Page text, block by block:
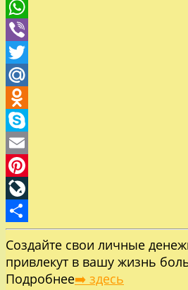
Telegram
WhatsApp
Viber
Twitter
Mail.Ru
Odnoklassniki
Skype
Email
Pinterest
LiveJournal
Отправить
Создайте свои личные
привлекут в вашу жизнь
Подробнее➡️ здесь